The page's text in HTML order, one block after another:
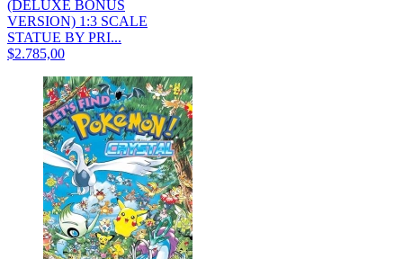
(DELUXE BONUS
VERSION) 1:3 SCALE
STATUE BY PRI...
$2.785,00